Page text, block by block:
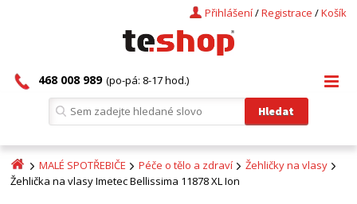
Košík
/
Registrace
/
Přihlášení
468 008 989 (po-pá: 8-17 hod.)
MALÉ SPOTŘEBIČE Péče o tělo a zdraví
Žehličky na vlasy
Žehlička na vlasy Imetec Bellissima 11878 XL Ion